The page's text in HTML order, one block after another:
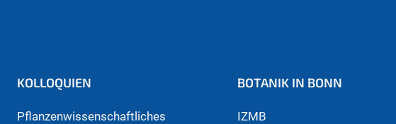
KOLLOQUIEN
Pflanzenwissenschaftliches
BOTANIK IN BONN
IZMB